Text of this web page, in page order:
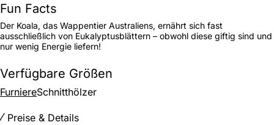
Fun Facts
Der Koala, das Wappentier Australiens, ernährt sich fast
ausschließlich von Eukalyptusblättern – obwohl diese giftig sind und
nur wenig Energie liefern!
Verfügbare Größen
FurniereSchnitthölzer
Preise & Details